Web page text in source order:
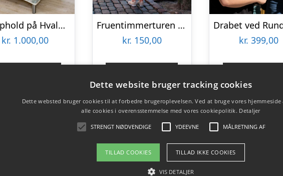
Kroophold på Hvalpsund Færgekro
kr. 1.000,00
Fruentimmerturen – en byvandring i København
kr. 150,00
Gå til shop
kr. 399,00
Gå til
Dette website bruger tracking cookies
Dette websted bruger cookies til at forbedre brugeroplevelsen. Ved at bruge vores hjemmeside
alle cookies i overensstemmelse med vores cookiepolitik. Detaljer
STRENGT NØDVENDIGE YDEEVNE MÅLRETNING AF
TILLAD COOKIES TILLAD IKKE COOKIES
VIS DETALJER